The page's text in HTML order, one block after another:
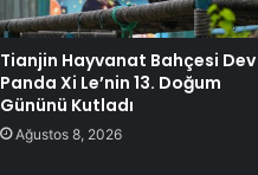
Tianjin Hayvanat Bahçesi Dev
Panda Xi Le’nin 13. Doğum
Gününü Kutladı
Ağustos 8, 2026